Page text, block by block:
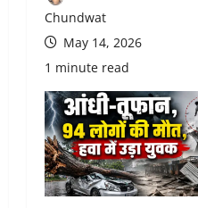
Chundwat
May 14, 2026
1 minute read